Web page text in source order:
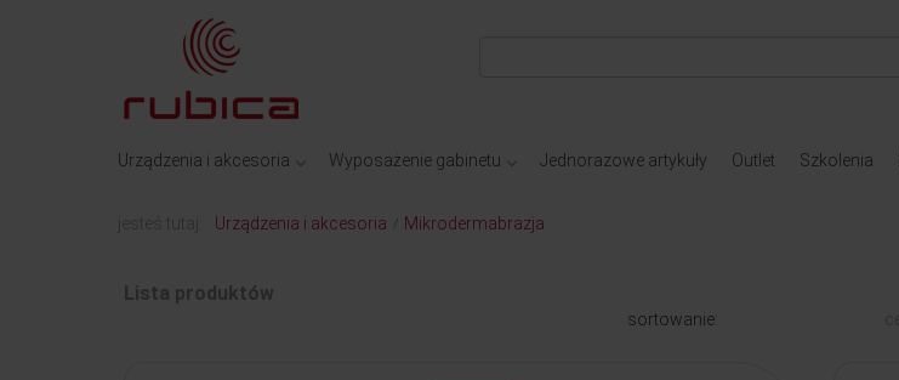
Urządzenia i akcesoria Wyposażenie gabinetu Jednorazowe artykuły Outlet Szkolenia
jesteś tutaj: Urządzenia i akcesoria Mikrodermabrazja
Lista produktów
sortowanie: